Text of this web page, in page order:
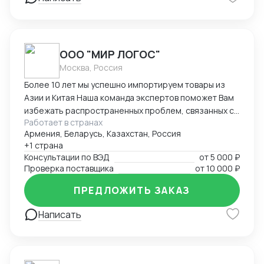
ООО "МИР ЛОГОС"
Москва, Россия
Более 10 лет мы успешно импортируем товары из
Азии и Китая Наша команда экспертов поможет Вам
избежать распространенных проблем, связанных с
международными поставками, и обеспечит
бесперебойную доставку вашего товара в Беларусь
или РФ. Мы работаем только официально, исключая
любые риски, связанные с неофициальными
схемами.
Работает в странах
Армения, Беларусь, Казахстан, Россия
+1 страна
Консультации по ВЭД
от5 000 ₽
Проверка поставщика
от10 000 ₽
Написать
ПРЕДЛОЖИТЬ ЗАКАЗ